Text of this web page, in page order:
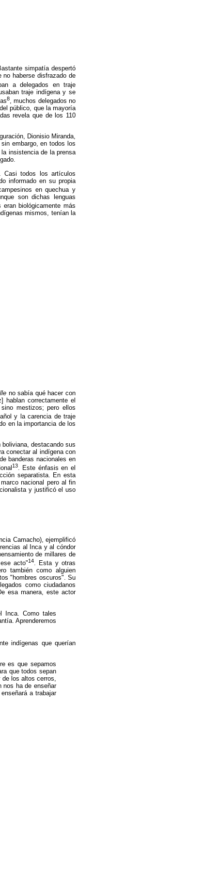
simpatía despertó
haberse disfrazado de
a delegados en traje
traje indígena y se
8, muchos delegados no
público, que la mayoría
revela que de los 110
Dionisio Miranda,
embargo, en todos los
insistencia de la prensa
Casi todos los artículos
informado en su propia
en quechua y
son dichas lenguas
eran biológicamente más
mismos, tenían la
no sabía qué hacer con
hablan correctamente el
mestizos; pero ellos
y la carencia de traje
en la importancia de los
destacando sus
conectar al indígena con
banderas nacionales en
13. Este énfasis en el
separatista. En esta
nacional pero al fin
y justificó el uso
Camacho), ejemplificó
al Inca y al cóndor
de millares de
acto"14. Esta y otras
también como alguien
"hombres oscuros". Su
como ciudadanos
esa manera, este actor
Inca. Como tales
Aprenderemos
indígenas que querían
es que sepamos
que todos sepan
los altos cerros,
nos ha de enseñar
a trabajar